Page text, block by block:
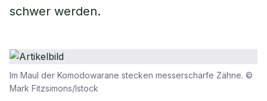
schwer werden.
Im Maul der Komodowarane stecken messerscharfe Zähne. ©
Mark Fitzsimons/Istock